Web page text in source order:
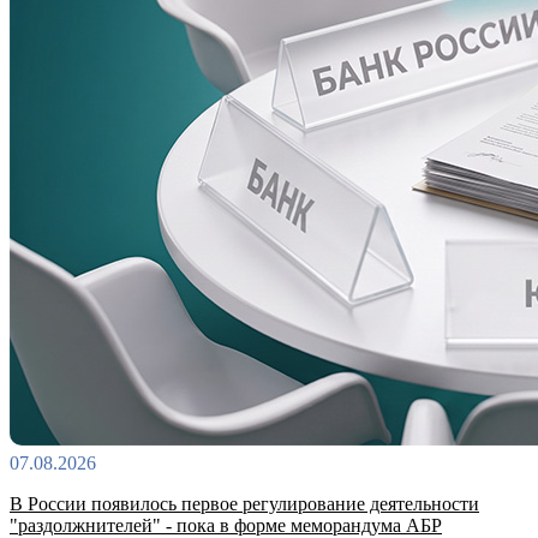
07.08.2026
В России появилось первое регулирование деятельности
"раздолжнителей" - пока в форме меморандума АБР